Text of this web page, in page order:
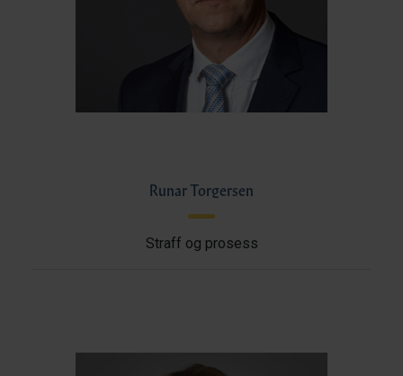
Runar Torgersen
Straff og prosess